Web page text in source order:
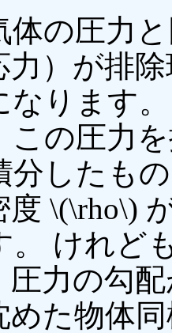
体の圧力
力）が排
なります
この圧力
分したも
\(\rho\)
。 けれど
圧力の勾
めた物体